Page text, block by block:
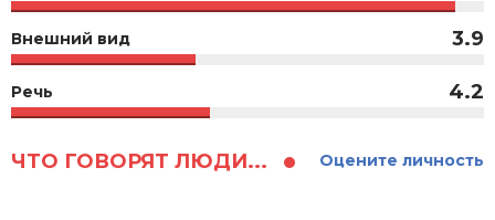
Внешний вид 3.9
Речь 4.2
ЧТО ГОВОРЯТ ЛЮДИ... Оцените личность